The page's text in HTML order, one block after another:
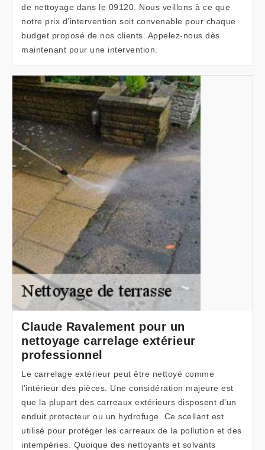
de nettoyage dans le 09120. Nous veillons à ce que
notre prix d’intervention soit convenable pour chaque
budget proposé de nos clients. Appelez-nous dès
maintenant pour une intervention.
Claude Ravalement pour un
nettoyage carrelage extérieur
professionnel
Le carrelage extérieur peut être nettoyé comme
l’intérieur des pièces. Une considération majeure est
que la plupart des carreaux extérieurs disposent d’un
enduit protecteur ou un hydrofuge. Ce scellant est
utilisé pour protéger les carreaux de la pollution et des
intempéries. Quoique des nettoyants et solvants